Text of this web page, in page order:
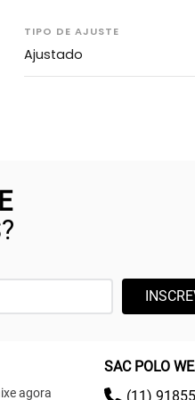
TIPO DE AJUSTE
Ajustado
agora
SAC POLO
(11)